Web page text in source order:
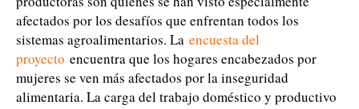
afectados por los desafíos que enfrentan todos los
sistemas agroalimentarios. La encuesta del
proyecto encuentra que los hogares encabezados por
mujeres se ven más afectados por la inseguridad
alimentaria. La carga del trabajo doméstico y productivo